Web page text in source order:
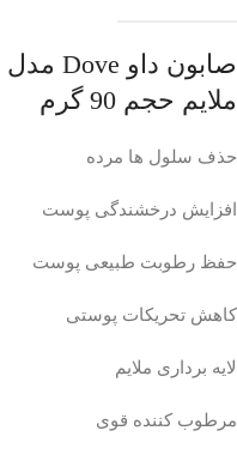
ملایم حجم 90 گرم
حذف سلول ها مرده
افزایش درخشندگی پوست
حفظ رطوبت طبیعی پوست
کاهش تحریکات پوستی
لایه برداری ملایم
مرطوب کننده قوی